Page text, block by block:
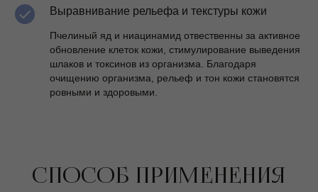
Выравнивание рельефа и текстуры кожи
Пчелиный яд и ниацинамид отвественны за активное
обновление клеток кожи, стимулирование выведения
шлаков и токсинов из организма. Благодаря
очищению организма, рельеф и тон кожи становятся
ровными и здоровыми.
СПОСОБ ПРИМЕНЕНИЯ